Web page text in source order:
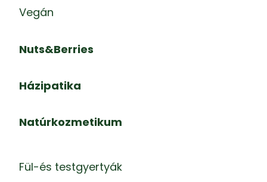
Vegán
Nuts&Berries
Házipatika
Natúrkozmetikum
Fül-és testgyertyák